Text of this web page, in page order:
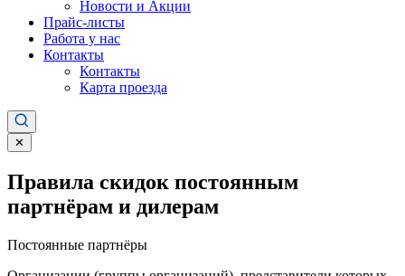
Новости и Акции
Прайс-листы
Работа у нас
Контакты
Контакты
Карта проезда
✕
Правила скидок постоянным
партнёрам и дилерам
Постоянные партнёры